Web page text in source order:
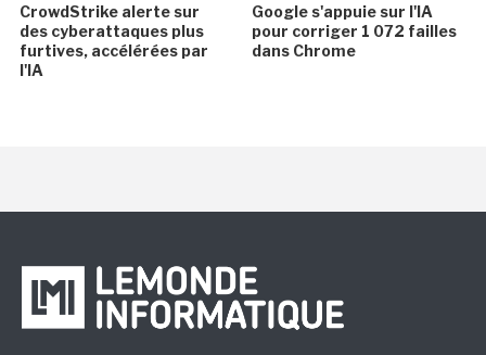
CrowdStrike alerte sur
des cyberattaques plus
furtives, accélérées par
l'IA
Google s'appuie sur l'IA
pour corriger 1 072 failles
dans Chrome